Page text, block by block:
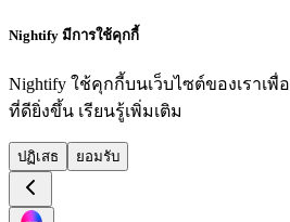
Nightify มีการใช้คุกกี้
Nightify ใช้คุกกี้บนเว็บไซต์ของเราเ
ที่ดียิ่งขึ้น เรียนรู้เพิ่มเติม
ปฏิเสธ ยอมรับ